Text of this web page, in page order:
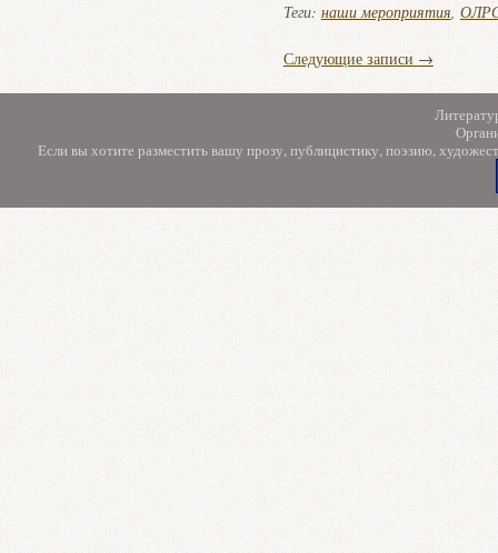
Теги: наши мероприятия, ОЛРС
Следующие записи →
Если вы хотите разместить вашу прозу, публицистику, поэзию,